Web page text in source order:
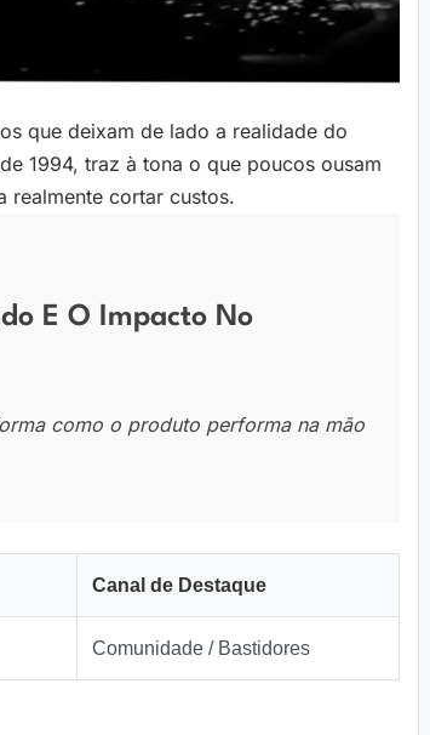
que deixam de lado a realidade do
1994, traz à tona o que poucos ousam
realmente cortar custos.
E O Impacto No
como o produto performa na mão
Canal de Destaque
Comunidade / Bastidores